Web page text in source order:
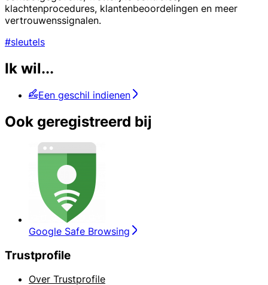
klachtenprocedures, klantenbeoordelingen en meer
vertrouwenssignalen.
#sleutels
Ik wil...
Een geschil indienen
Ook geregistreerd bij
Google Safe Browsing
Trustprofile
Over Trustprofile